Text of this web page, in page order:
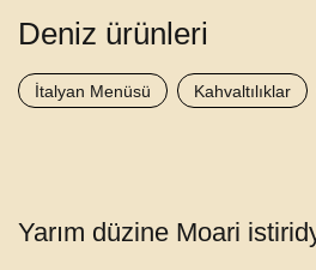
Deniz ürünleri
İtalyan Menüsü Kahvaltılıklar
Yarım düzine Moari